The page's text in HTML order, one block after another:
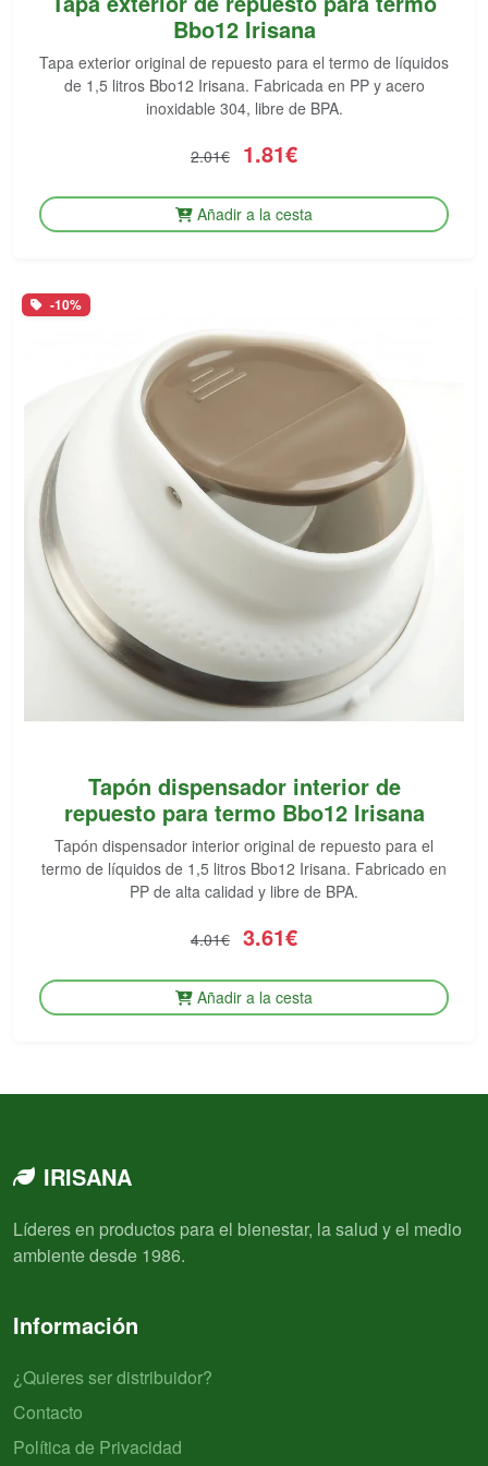
Bbo12 Irisana
Tapa exterior original de repuesto para el termo de líquidos
de 1,5 litros Bbo12 Irisana. Fabricada en PP y acero
inoxidable 304, libre de BPA.
2.01€ 1.81€
Añadir a la cesta
-10%
Tapón dispensador interior de
repuesto para termo Bbo12 Irisana
Tapón dispensador interior original de repuesto para el
termo de líquidos de 1,5 litros Bbo12 Irisana. Fabricado en
PP de alta calidad y libre de BPA.
4.01€ 3.61€
Añadir a la cesta
IRISANA
Líderes en productos para el bienestar, la salud y el medio
ambiente desde 1986.
Información
¿Quieres ser distribuidor?
Contacto
Política de Privacidad